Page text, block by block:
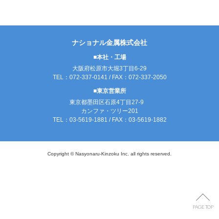
ナショナル金属株式会社
■本社・工場
大阪府松原市大堀3丁目6-29
TEL：072-337-0141 / FAX：072-337-2050
■東京営業所
東京都墨田区石原4丁目27-9
カンファ・ツリー201
TEL：03-5619-1881 / FAX：03-5619-1882
Copyright © Nasyonaru-Kinzoku Inc. all rights reserved.
PAGE TOP